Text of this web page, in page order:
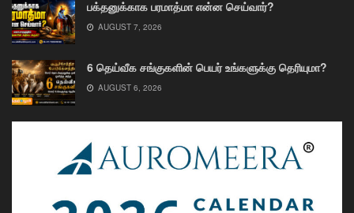
பக்தனுக்காக பரமாத்மா என்ன செய்வார்?
AUGUST 7, 2026
6 தெய்வீக சங்குகளின் பெயர் உங்களுக்கு தெரியுமா?
AUGUST 6, 2026